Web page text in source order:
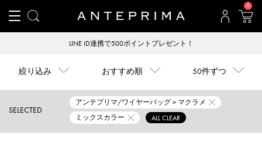
0
LINE ID連携で500ポイントプレゼント！
絞り込み おすすめ順 50件ずつ
SELECTED
アンテプリマ/ワイヤーバッグ > マクラメ
ミックスカラー
ALL CLEAR